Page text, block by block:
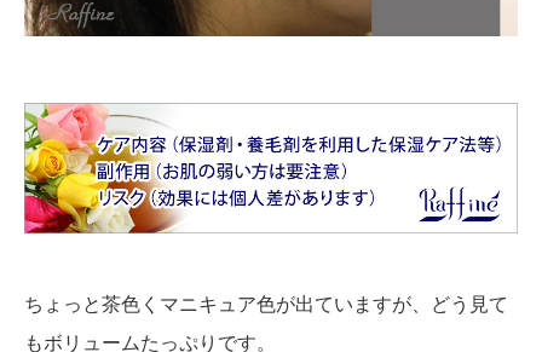
ちょっと茶色くマニキュア色が出ていますが、どう見て
もボリュームたっぷりです。